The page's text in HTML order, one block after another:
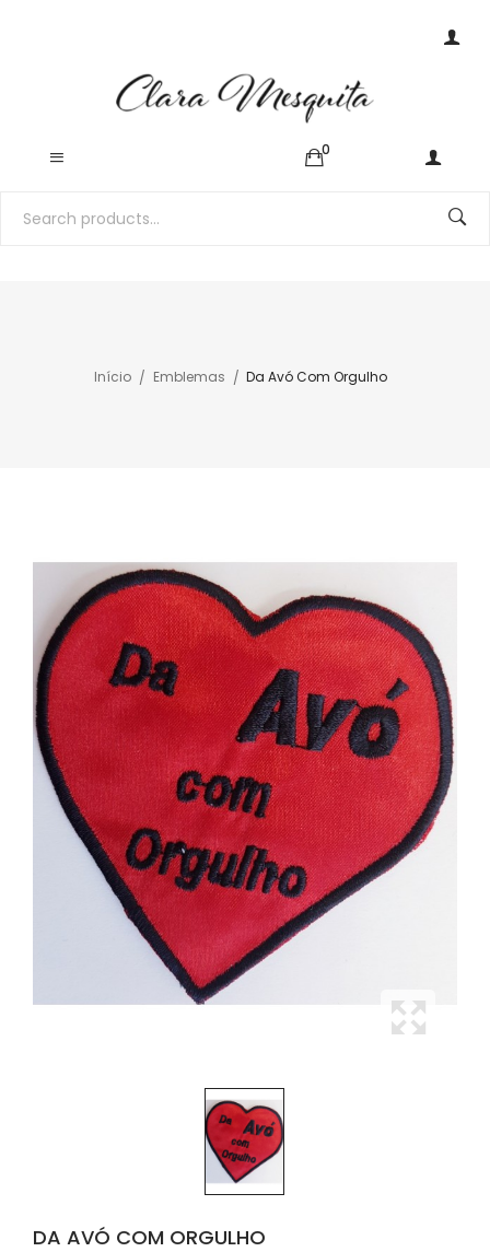
0
Início Emblemas Da Avó Com Orgulho
DA AVÓ COM ORGULHO